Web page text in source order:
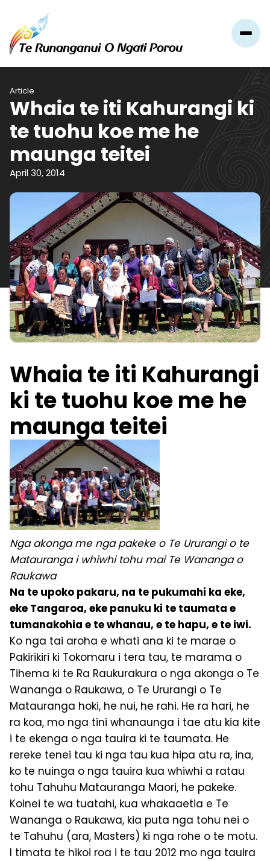
Article
Whaia te iti Kahurangi ki
te tuohu koe me he
maunga teitei
April 30, 2014
Whaia te iti Kahurangi
ki te tuohu koe me he
maunga teitei
Nga akonga me nga pakeke o Te Ururangi o te
Matauranga i whiwhi tohu mai Te Wananga o
Raukawa
Na te upoko pakaru, na te pukumahi ka eke,
eke Tangaroa, eke panuku ki te taumata e
tumanakohia e te whanau, e te hapu, e te iwi.
Ko nga tai aroha e whati ana ki te marae o
Pakirikiri ki Tokomaru i tera tau, te marama o
Tihema ki te Ra Raukurakura o nga akonga o Te
Wananga o Raukawa, o Te Ururangi o Te
Matauranga hoki, he nui, he rahi. He ra hari, he
ra koa, mo nga tini whanaunga i tae atu kia kite
i te ekenga o nga tauira ki te taumata. He
rereke tenei tau ki nga tau kua hipa atu ra, ina,
ko te nuinga o nga tauira kua whiwhi a ratau
tohu Tahuhu Matauranga Maori, he pakeke.
Koinei te wa tuatahi, kua whakaaetia e Te
Wananga o Raukawa, kia puta nga tohu nei o
te Tahuhu (ara, Masters) ki nga rohe o te motu.
I timata te hikoi roa i te tau 2012 mo nga tauira